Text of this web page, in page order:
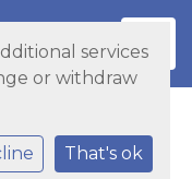
services
or withdraw
That's ok